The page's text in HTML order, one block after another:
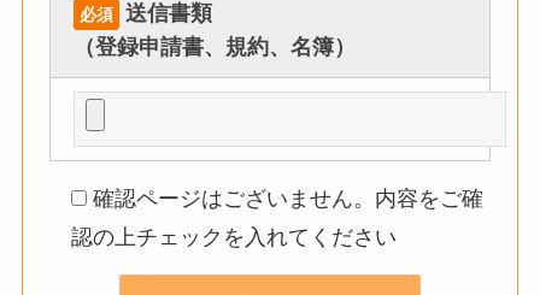
必須
送信書類
（登録申請書、規約、名簿）
確認ページはございません。内容をご確
認の上チェックを入れてください